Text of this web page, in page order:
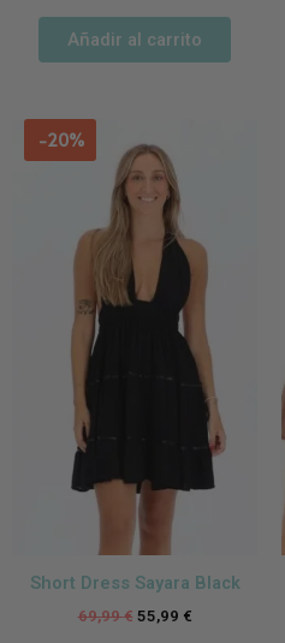
Añadir al carrito
-20%
Short Dress Sayara Black
69,99€ 55,99 €